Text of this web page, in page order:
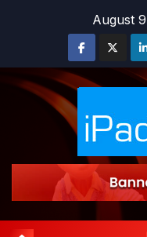
August